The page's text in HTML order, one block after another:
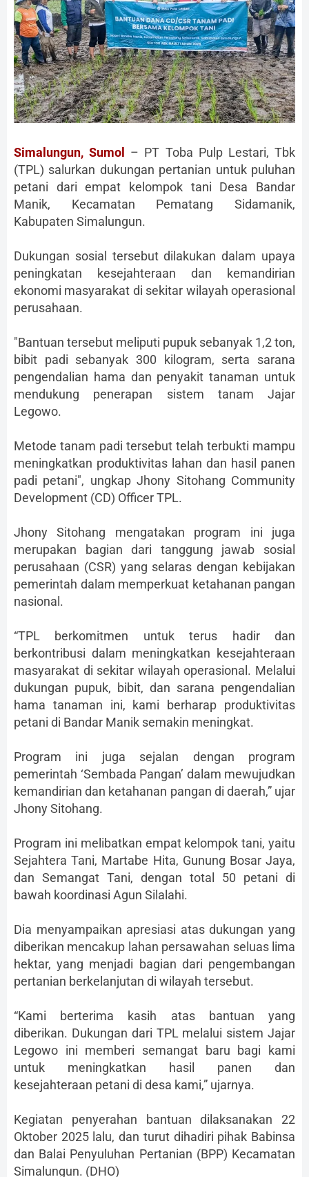
Simalungun, Sumol
– PT Toba Pulp Lestari, Tbk
(TPL) salurkan dukungan pertanian untuk puluhan
petani dari empat kelompok tani Desa Bandar
Manik, Kecamatan Pematang Sidamanik,
Kabupaten Simalungun.
Dukungan sosial tersebut dilakukan dalam upaya
peningkatan kesejahteraan dan kemandirian
ekonomi masyarakat di sekitar wilayah operasional
perusahaan.
"Bantuan tersebut meliputi pupuk sebanyak 1,2 ton,
bibit padi sebanyak 300 kilogram, serta sarana
pengendalian hama dan penyakit tanaman untuk
mendukung penerapan sistem tanam Jajar
Legowo.
Metode tanam padi tersebut telah terbukti mampu
meningkatkan produktivitas lahan dan hasil panen
padi petani", ungkap Jhony Sitohang Community
Development (CD) Officer TPL.
Jhony Sitohang mengatakan program ini juga
merupakan bagian dari tanggung jawab sosial
perusahaan (CSR) yang selaras dengan kebijakan
pemerintah dalam memperkuat ketahanan pangan
nasional.
“TPL berkomitmen untuk terus hadir dan
berkontribusi dalam meningkatkan kesejahteraan
masyarakat di sekitar wilayah operasional. Melalui
dukungan pupuk, bibit, dan sarana pengendalian
hama tanaman ini, kami berharap produktivitas
petani di Bandar Manik semakin meningkat.
Program ini juga sejalan dengan program
pemerintah ‘Sembada Pangan’ dalam mewujudkan
kemandirian dan ketahanan pangan di daerah,” ujar
Jhony Sitohang.
Program ini melibatkan empat kelompok tani, yaitu
Sejahtera Tani, Martabe Hita, Gunung Bosar Jaya,
dan Semangat Tani, dengan total 50 petani di
bawah koordinasi Agun Silalahi.
Dia menyampaikan apresiasi atas dukungan yang
diberikan mencakup lahan persawahan seluas lima
hektar, yang menjadi bagian dari pengembangan
pertanian berkelanjutan di wilayah tersebut.
“Kami berterima kasih atas bantuan yang
diberikan. Dukungan dari TPL melalui sistem Jajar
Legowo ini memberi semangat baru bagi kami
untuk meningkatkan hasil panen dan
kesejahteraan petani di desa kami,” ujarnya.
Kegiatan penyerahan bantuan dilaksanakan 22
Oktober 2025 lalu, dan turut dihadiri pihak Babinsa
dan Balai Penyuluhan Pertanian (BPP) Kecamatan
Simalungun. (DHO)